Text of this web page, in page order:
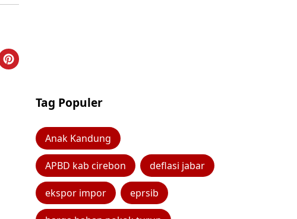
Tag Populer
Anak Kandung
APBD kab cirebon deflasi jabar
ekspor impor eprsib